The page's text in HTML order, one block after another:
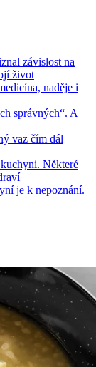
závislost na
život
naděje i
správných“. A
vaz čím dál
Některé
je k nepoznání.